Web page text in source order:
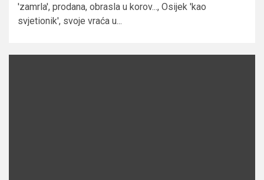
'zamrla', prodana, obrasla u korov..., Osijek 'kao
svjetionik', svoje vraća u...